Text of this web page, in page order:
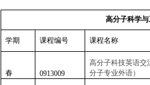
高分子科学
学期 课程编号 课程名称
春 0913009
高分子科技英语交
分子专业外语）